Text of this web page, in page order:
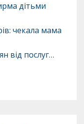
дітьми
чекала мама
від послуг…